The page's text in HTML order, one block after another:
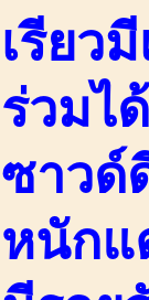
เรียว
ร่วมไ
ซาวด์
หนักแ